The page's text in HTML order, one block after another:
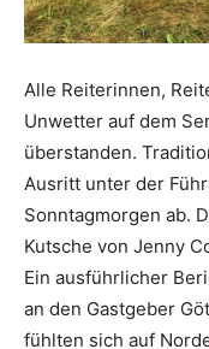
Alle Reiterinnen,
Unwetter auf dem
überstanden.
Ausritt unter der
Sonntagmorgen ab.
Kutsche von Jenny
Ein ausführlicher
an den Gastgeber
fühlten sich auf